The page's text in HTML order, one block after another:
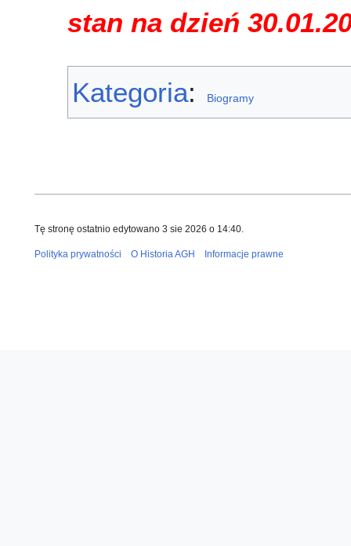
stan na dzień
Kategoria: Biogramy
Tę stronę ostatnio edytowano 3 sie 2026 o 14:40.
Polityka prywatności O Historia AGH Informacje prawne